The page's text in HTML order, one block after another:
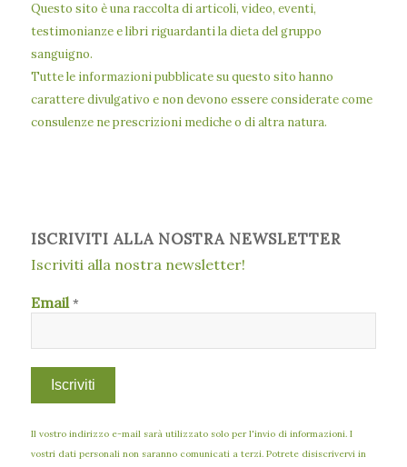
Questo sito è una raccolta di articoli, video, eventi,
testimonianze e libri riguardanti la dieta del gruppo
sanguigno.
Tutte le informazioni pubblicate su questo sito hanno
carattere divulgativo e non devono essere considerate come
consulenze ne prescrizioni mediche o di altra natura.
ISCRIVITI ALLA NOSTRA NEWSLETTER
Iscriviti alla nostra newsletter!
Email*
Il vostro indirizzo e-mail sarà utilizzato solo per l'invio di informazioni. I
vostri dati personali non saranno comunicati a terzi. Potrete disiscrivervi in